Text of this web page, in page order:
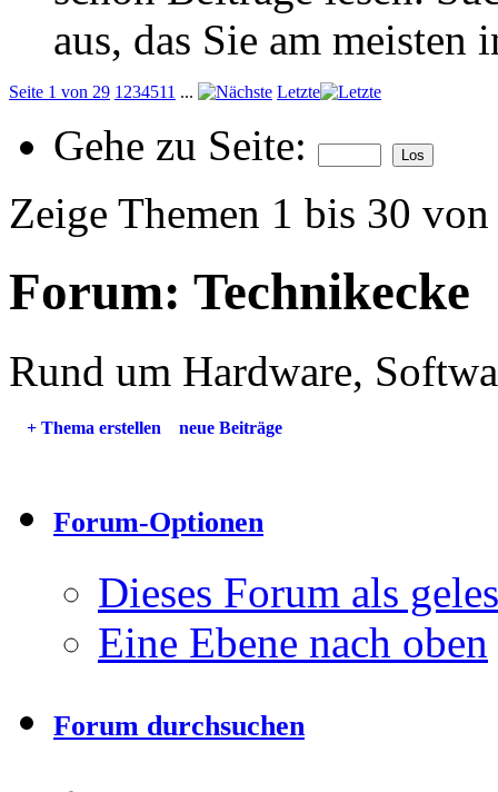
aus, das Sie am meisten
Seite 1 von 29 1 234511 ... Letzte
Gehe zu Seite:
Zeige Themen 1 bis 30
Forum: Technikecke
Rund um Hardware,
+ Thema erstellen neue Beiträge
Forum-Optionen
Dieses Forum als
Eine Ebene nach oben
Forum durchsuchen